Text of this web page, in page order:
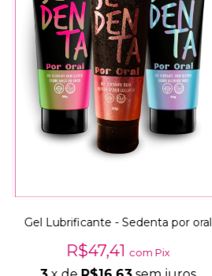
Gel Lubrificante - Sedenta por oral
R$47,41 com Pix